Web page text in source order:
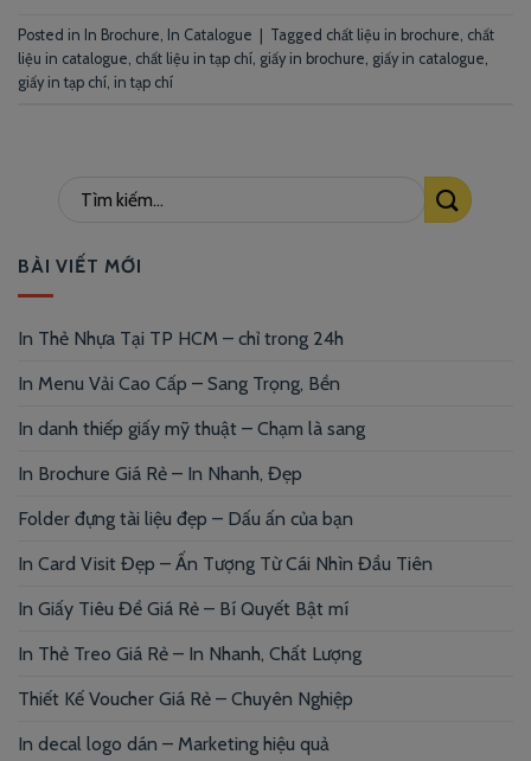
Posted in In Brochure In Catalogue | Tagged chất liệu in brochure chất
liệu in catalogue chất liệu in tạp chí giấy in brochure giấy in catalogue
giấy in tạp chí in tạp chí
BÀI VIẾT MỚI
In Thẻ Nhựa Tại TP HCM – chỉ trong 24h
In Menu Vải Cao Cấp – Sang Trọng, Bền
In danh thiếp giấy mỹ thuật – Chạm là sang
In Brochure Giá Rẻ – In Nhanh, Đẹp
Folder đựng tài liệu đẹp – Dấu ấn của bạn
In Card Visit Đẹp – Ấn Tượng Từ Cái Nhìn Đầu Tiên
In Giấy Tiêu Đề Giá Rẻ – Bí Quyết Bật mí
In Thẻ Treo Giá Rẻ – In Nhanh, Chất Lượng
Thiết Kế Voucher Giá Rẻ – Chuyên Nghiệp
In decal logo dán – Marketing hiệu quả